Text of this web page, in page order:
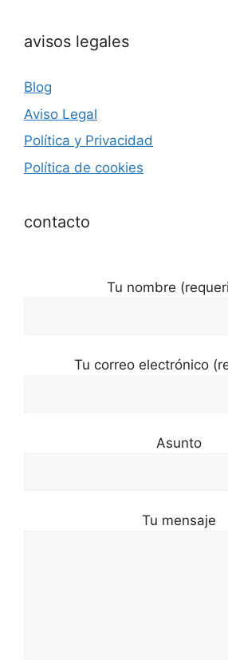
avisos legales
Blog
Aviso Legal
Política y Privacidad
Política de cookies
contacto
Tu nombre
Tu correo electrónico
Asunto
Tu mensaje